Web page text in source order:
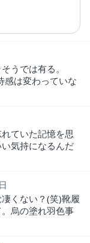
うでは有る。
感は変わっていな
ていた記憶を思
気持になるんだ
くない？(笑)靴履
烏の塗れ羽色事